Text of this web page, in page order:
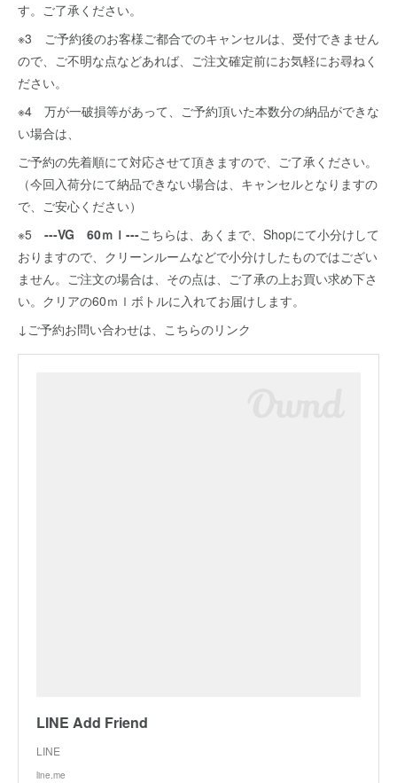
す。ご了承ください。
※3 ご予約後のお客様ご都合でのキャンセルは、受付できません
ので、ご不明な点などあれば、ご注文確定前にお気軽にお尋ねく
ださい。
※4 万が一破損等があって、ご予約頂いた本数分の納品ができな
い場合は、
ご予約の先着順にて対応させて頂きますので、ご了承ください。
（今回入荷分にて納品できない場合は、キャンセルとなりますの
で、ご安心ください）
※5 ---VG 60ｍｌ---こちらは、あくまで、Shopにて小分けして
おりますので、クリーンルームなどで小分けしたものではござい
ません。ご注文の場合は、その点は、ご了承の上お買い求め下さ
い。クリアの60ｍｌボトルに入れてお届けします。
↓ご予約お問い合わせは、こちらのリンク
LINE Add Friend
LINE
line.me